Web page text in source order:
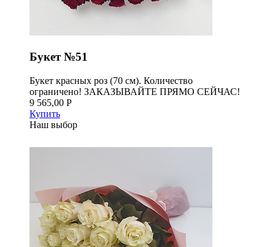
Букет №51
Букет красных роз (70 см). Количество
ограничено! ЗАКАЗЫВАЙТЕ ПРЯМО СЕЙЧАС!
9 565,00 Р
Купить
Наш выбор